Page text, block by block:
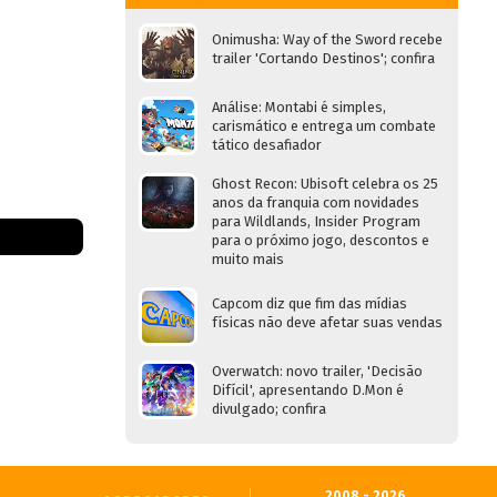
Onimusha: Way of the Sword recebe
trailer 'Cortando Destinos'; confira
Análise: Montabi é simples,
carismático e entrega um combate
tático desafiador
Ghost Recon: Ubisoft celebra os 25
anos da franquia com novidades
para Wildlands, Insider Program
para o próximo jogo, descontos e
muito mais
Capcom diz que fim das mídias
físicas não deve afetar suas vendas
Overwatch: novo trailer, 'Decisão
Difícil', apresentando D.Mon é
divulgado; confira